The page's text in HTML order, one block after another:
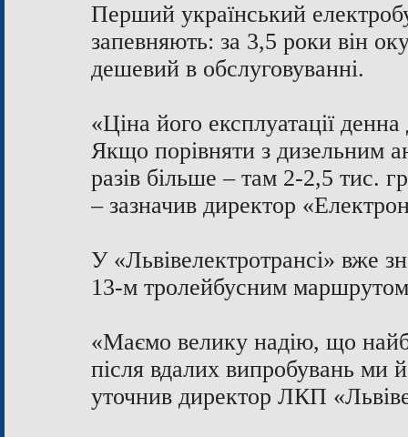
Перший український
запевняють: за 3,5 роки він
дешевий в обслуговуванні.
«Ціна його експлуатації
Якщо порівняти з дизельним
разів більше – там 2-2,5 тис.
– зазначив директор
У «Львівелектротрансі» вже
13-м тролейбусним
«Маємо велику надію, що
після вдалих випробувань ми
уточнив директор ЛКП